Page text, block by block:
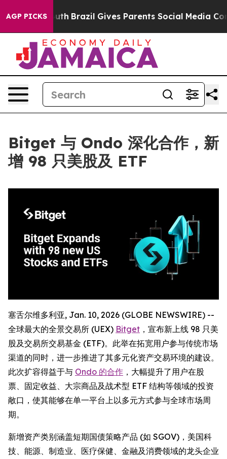
AGP PICKS
to Youth Brazil Gives Parents Social Media
Bitget 与 Ondo 深化合作，新
增 98 只美股及 ETF
塞舌尔维多利亚, Jan. 10, 2026 (GLOBE NEWSWIRE) --
全球最大的全景交易所 (UEX) Bitget ，宣布新上线 98 只美
股及交易所交易基金 (ETF)。此举在拓宽用户参与传统市场
渠道的同时，进一步推进了其多元化资产交易环境的建设。
此次扩容得益于与 Ondo 的合作 ，大幅提升了用户在股
票、固定收益、大宗商品及战术型 ETF 结构等领域的投资
敞口，使其能够在单一平台上以多元方式参与全球市场周
期。
新增资产类别涵盖短期国债策略产品 (如 SGOV)，美国科
技、能源、制造业、医疗保健、金融及消费领域的龙头企业